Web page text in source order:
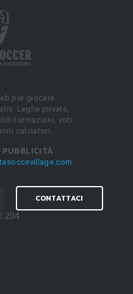
per giocare
Leghe private,
formazioni, voti
calciatori.
PUBBLICITÀ
CONTATTACI